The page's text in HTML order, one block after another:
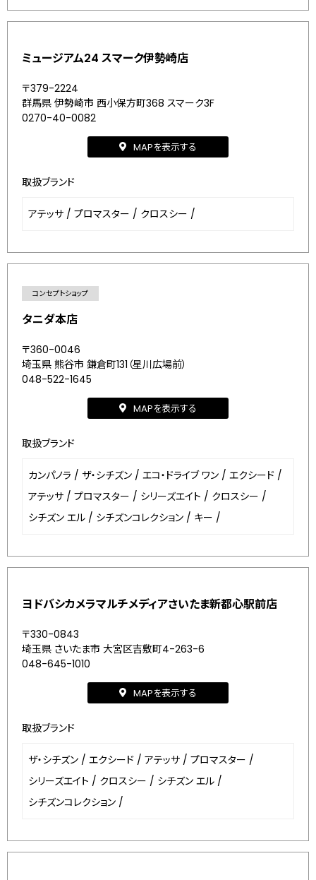
ミュージアム24 スマーク伊勢崎店
〒379-2224
群馬県 伊勢崎市 西小保方町368 スマーク3F
0270-40-0082
MAPを表示する
取扱ブランド
アテッサ / プロマスター / クロスシー /
コンセプトショップ
タニダ本店
〒360-0046
埼玉県 熊谷市 鎌倉町131（星川広場前）
048-522-1645
MAPを表示する
取扱ブランド
カンパノラ / ザ・シチズン / エコ・ドライブ ワン / エクシード /
アテッサ / プロマスター / シリーズエイト / クロスシー /
シチズン エル / シチズンコレクション / キー /
ヨドバシカメラマルチメディアさいたま新都心駅前店
〒330-0843
埼玉県 さいたま市 大宮区吉敷町4-263-6
048-645-1010
MAPを表示する
取扱ブランド
ザ・シチズン / エクシード / アテッサ / プロマスター /
シリーズエイト / クロスシー / シチズン エル /
シチズンコレクション /